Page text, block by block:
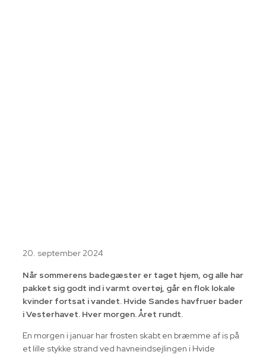
20. september 2024
Når sommerens badegæster er taget hjem, og alle har
pakket sig godt ind i varmt overtøj, går en flok lokale
kvinder fortsat i vandet. Hvide Sandes havfruer bader
i Vesterhavet. Hver morgen. Året rundt.
En morgen i januar har frosten skabt en bræmme af is på
et lille stykke strand ved havneindsejlingen i Hvide